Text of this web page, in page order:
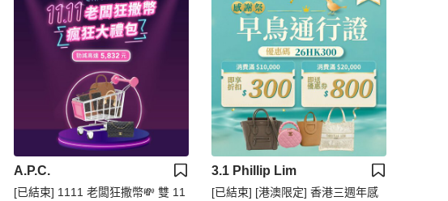
A.P.C.
[已結束] 1111 老闆狂撒幣💸 雙 11
3.1 Phillip Lim
[已結束] [港澳限定] 香港三週年感